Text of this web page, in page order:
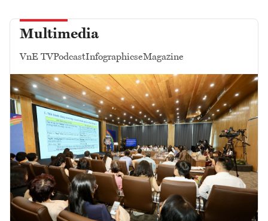
Multimedia
VnE TVPodcastInfographicseMagazine